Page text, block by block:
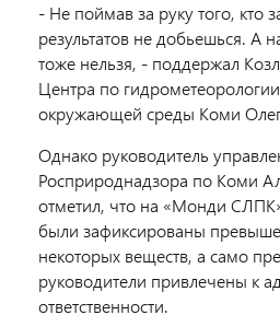
- Не поймав за руку того, кто
результатов не добьешься. А
тоже нельзя, - поддержал
Центра по
окружающей среды Коми
Однако руководитель
Росприроднадзора по Коми
отметил, что на «Монди
были зафиксированы
некоторых веществ, а само
руководители привлечены к
ответственности.